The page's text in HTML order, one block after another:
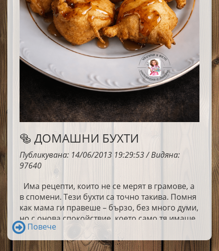
🥯 ДОМАШНИ БУХТИ
Публикувана: 14/06/2013 19:29:53 / Видяна:
97640
Има рецепти, които не се мерят в грамове, а
в спомени. Тези бухти са точно такива. Помня
как мама ги правеше – бързо, без много думи,
но с онова спокойствие, което само тя имаше.
Купата на масата, мирисът на загрято олио и
онова нетърпеливо надничане в тигана…
Повече